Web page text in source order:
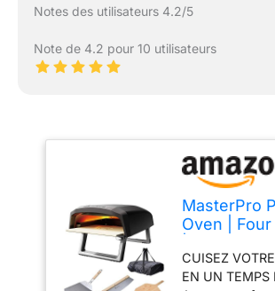
Notes des utilisateurs 4.2/5
Note de 4.2 pour 10 utilisateurs
MasterPro
Oven | Four
portable
rapide
CUISEZ
EN UN TEMPS